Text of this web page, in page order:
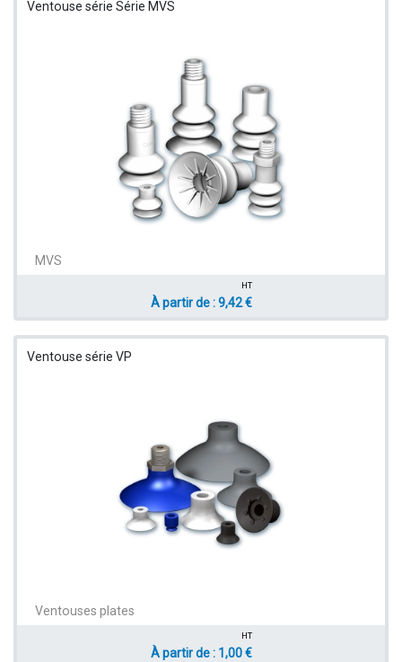
Ventouse série Série MVS
MVS
HT
À partir de : 9,42 €
Ventouse série VP
Ventouses plates
HT
À partir de : 1,00 €